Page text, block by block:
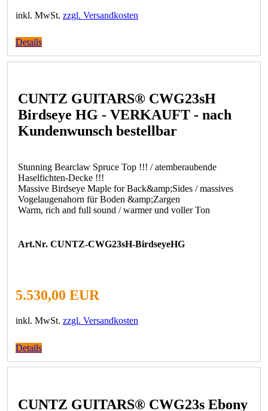
inkl. MwSt. zzgl. Versandkosten
Details
CUNTZ GUITARS® CWG23sH
Birdseye HG - VERKAUFT - nach
Kundenwunsch bestellbar
Stunning Bearclaw Spruce Top !!! / atemberaubende
Haselfichten-Decke !!!
Massive Birdseye Maple for Back&amp;Sides / massives
Vogelaugenahorn für Boden &amp;Zargen
Warm, rich and full sound / warmer und voller Ton
Art.Nr. CUNTZ-CWG23sH-BirdseyeHG
5.530,00 EUR
inkl. MwSt. zzgl. Versandkosten
Details
CUNTZ GUITARS® CWG23s Ebony